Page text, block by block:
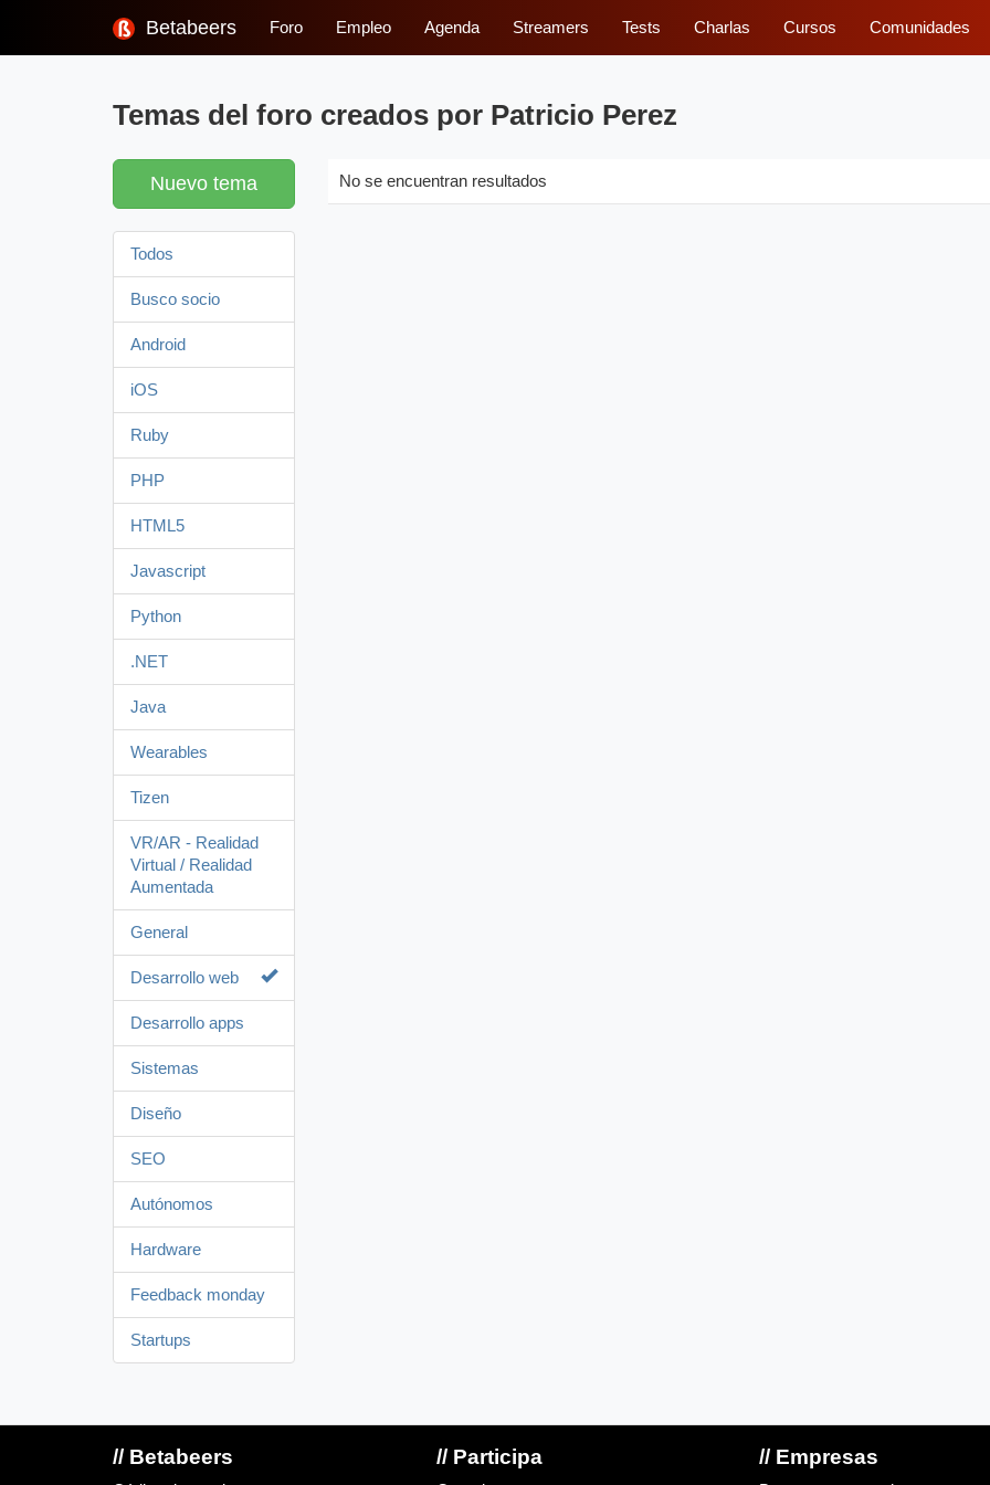
Betabeers Foro Empleo Agenda Streamers Tests Charlas Cursos Comunidades
Temas del foro creados por Patricio Perez
Nuevo tema
Todos
Busco socio
Android
iOS
Ruby
PHP
HTML5
Javascript
Python
.NET
Java
Wearables
Tizen
VR/AR - Realidad
Virtual / Realidad
Aumentada
General
Desarrollo web
Desarrollo apps
Sistemas
Diseño
SEO
Autónomos
Hardware
Feedback monday
Startups
No se encuentran resultados
// Betabeers // Participa // Empresas